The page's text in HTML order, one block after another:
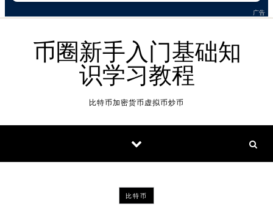
币圈新手入门基础知
识学习教程
比特币加密货币虚拟币炒币
比特币